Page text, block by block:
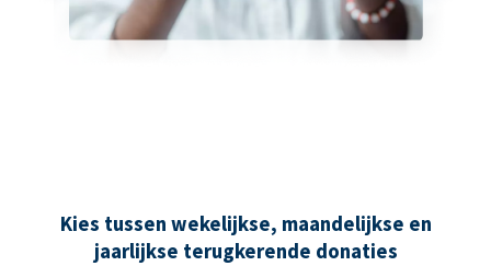
Kies tussen wekelijkse, maandelijkse en
jaarlijkse terugkerende donaties